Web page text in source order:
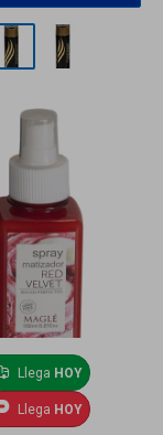
Llega HOY
Llega HOY